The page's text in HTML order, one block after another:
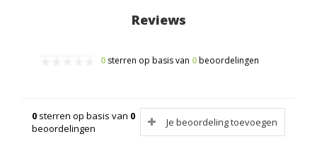
Reviews
0 sterren op basis van 0beoordelingen
0 sterren op basis van 0
beoordelingen
Je beoordeling toevoegen